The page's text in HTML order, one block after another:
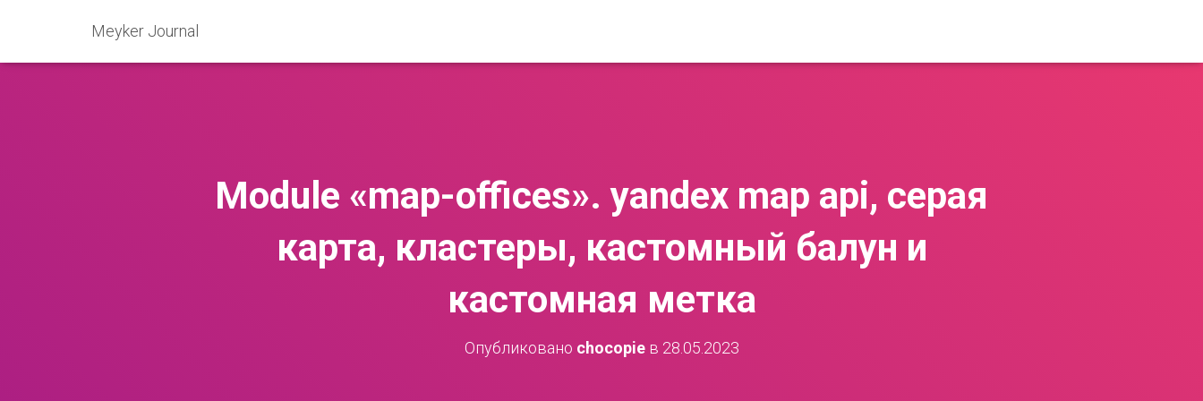
Meyker Journal
Module «map-offices». yandex map api, cерая
карта, кластеры, кастомный балун и
кастомная метка
Опубликовано chocopieв 28.05.2023